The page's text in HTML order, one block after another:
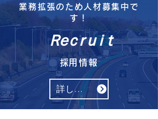
​業務拡張のため人材募集中で
す！
Ｒｅｃｒｕｉｔ
​採用情報
詳しくはこちら